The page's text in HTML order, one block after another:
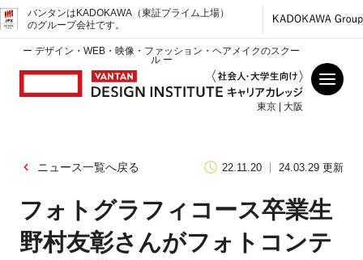
バンタンはKADOKAWA（東証プライム上場）
のグループ会社です。
ー デザイン・WEB・映像・ファッション・ヘアメイクのスクー
ル ー
東京 | 大阪
ニュース一覧へ戻る 22.11.20 24.03.29 更新
フォトグラフィコース卒業生
野村友彰さんがフォトコンテ